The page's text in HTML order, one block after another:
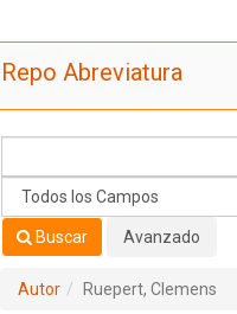
Repo Abreviatura
Buscar Avanzado
Autor Ruepert, Clemens